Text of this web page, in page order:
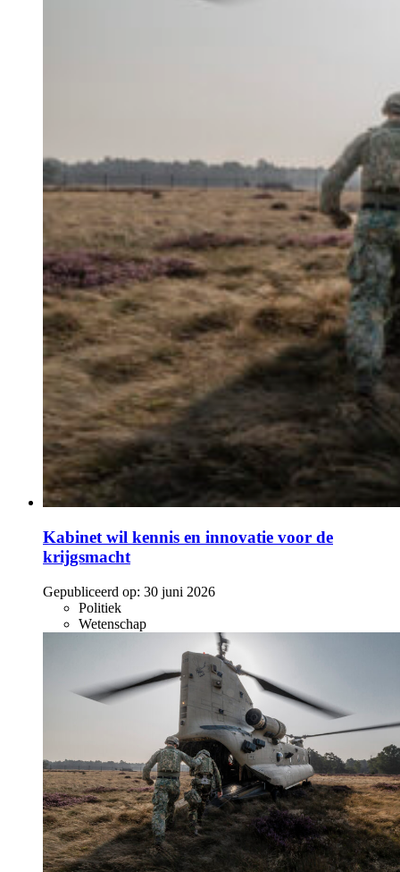
Kabinet wil kennis en innovatie voor de
krijgsmacht
Gepubliceerd op: 30 juni 2026
Politiek
Wetenschap